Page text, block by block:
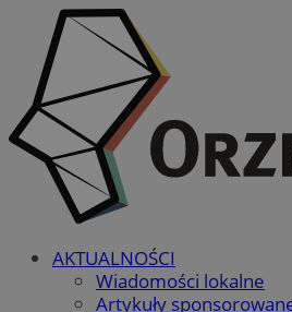
AKTUALNOŚCI
Wiadomości lokalne
Artykuły